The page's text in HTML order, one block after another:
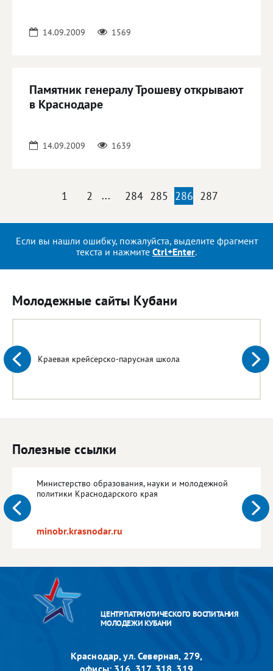
14.09.2009 1569
Памятник генералу Трошеву открывают
в Краснодаре
14.09.2009 1639
1 2 ... 284 285 286 287
Если вы нашли ошибку, пожалуйста, выделите фрагмент
текста и нажмите Ctrl+Enter.
Молодежные сайты Кубани
Краевая крейсерско-парусная школа
Полезные ссылки
Министерство образования, науки и молодежной
политики Краснодарского края
minobr.krasnodar.ru
ЦЕНТР ПАТРИОТИЧЕСКОГО ВОСПИТАНИЯ
МОЛОДЕЖИ КУБАНИ
Краснодар, ул. Северная, 279,
офисы: 316, 317, 318, 319